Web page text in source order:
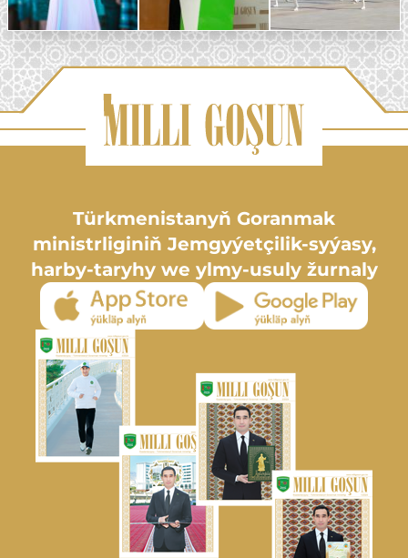
Türkmenistanyň Goranmak
ministrliginiň Jemgyýetçilik-syýasy,
harby-taryhy we ylmy-usuly žurnaly